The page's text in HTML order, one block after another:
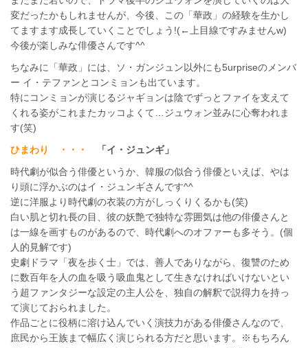
変だったかもしれませんが、今後、この「華政」の経験を生かし
てますます成長していくことでしょう!(←上目線ですみませんw)
今後が楽しみな俳優さんです^^
ちなみに「華政」には、ソ・ガンジュン以外にも5urpriseのメンバ
ー イ・テファンとコンミョンも出ています。
特にコンミョンが演じるジャギョンは陰でずっとファイを支えて
くれる姿がこれまたカッコよくて…ジュウォン並みに心奪われま
す(笑)
ひまわり ・・・
「イ・ジュンギ」
時代劇が似合う俳優というか、韓服の似合う俳優といえば、やは
り頭に浮かぶのはイ・ジュンギさんです^^
逆に洋服より時代劇の衣装の方がしっくりくるかも(笑)
白い肌と切れ長の目、彼の妖艶で独特な雰囲気は他の俳優さんと
は一線を画すものがあるので、時代劇へのオファーも多そう。(個
人的見解です)
史劇ドラマ「夜を歩く士」では、善人でありながら、復讐のため
に数百年を人の血を吸う吸血鬼として生きなければいけないとい
う超ファンタジーな設定の主人公を、独自の解釈で説得力を持っ
て演じておられました。
作品ごとに役柄に溶け込んでいく演技力がある俳優さんなので、
庶民から王族まで幅広く演じられる方だと思います。※もちろん